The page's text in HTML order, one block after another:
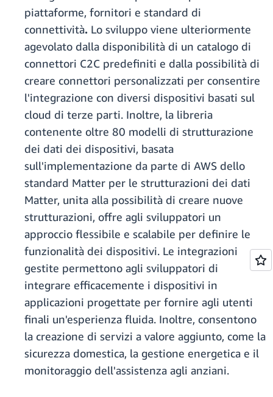
piattaforme, fornitori e standard di
connettività. Lo sviluppo viene ulteriormente
agevolato dalla disponibilità di un catalogo di
connettori C2C predefiniti e dalla possibilità di
creare connettori personalizzati per consentire
l'integrazione con diversi dispositivi basati sul
cloud di terze parti. Inoltre, la libreria
contenente oltre 80 modelli di strutturazione
dei dati dei dispositivi, basata
sull'implementazione da parte di AWS dello
standard Matter per le strutturazioni dei dati
Matter, unita alla possibilità di creare nuove
strutturazioni, offre agli sviluppatori un
approccio flessibile e scalabile per definire le
funzionalità dei dispositivi. Le integrazioni
gestite permettono agli sviluppatori di
integrare efficacemente i dispositivi in
applicazioni progettate per fornire agli utenti
finali un'esperienza fluida. Inoltre, consentono
la creazione di servizi a valore aggiunto, come la
sicurezza domestica, la gestione energetica e il
monitoraggio dell'assistenza agli anziani.